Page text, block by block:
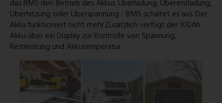
das BMS den Betrieb des Akkus. Überladung, Überentladung,
Überhitzung oder Überspannung - BMS schaltet es aus. Der
Akku funktioniert nicht mehr.Zusätzlich verfügt der 100Ah
Akku über ein Display zur Kontrolle von Spannung,
Restleistung und Akkutemperatur.